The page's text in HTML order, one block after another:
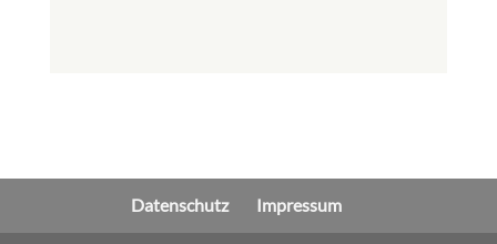
Datenschutz Impressum